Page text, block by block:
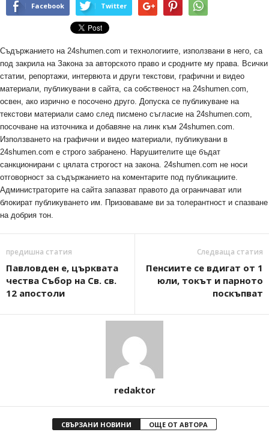
Facebook Twitter
Съдържанието на 24shumen.com и технологиите, използвани в него, са
под закрила на Закона за авторското право и сродните му права. Всички
статии, репортажи, интервюта и други текстови, графични и видео
материали, публикувани в сайта, са собственост на 24shumen.com,
освен, ако изрично е посочено друго. Допуска се публикуване на
текстови материали само след писмено съгласие на 24shumen.com,
посочване на източника и добавяне на линк към 24shumen.com.
Използването на графични и видео материали, публикувани в
24shumen.com е строго забранено. Нарушителите ще бъдат
санкционирани с цялата строгост на закона. 24shumen.com не носи
отговорност за съдържанието на коментарите под публикациите.
Администраторите на сайта запазват правото да ограничават или
блокират публикуването им. Призоваваме ви за толерантност и спазване
на добрия тон.
предишна статия
Павловден е, църквата
чества Събор на Св. св.
12 апостоли
Следваща статия
Пенсиите се вдигат от 1
юли, токът и парното
поскъпват
redaktor
СВЪРЗАНИ НОВИНИ ОЩЕ ОТ АВТОРА